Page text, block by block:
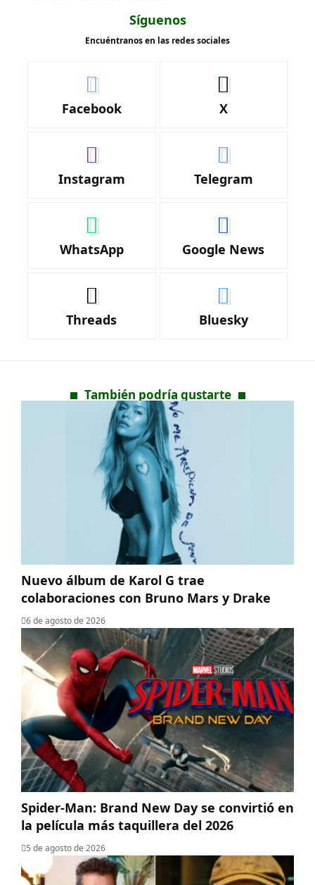
Síguenos
Encuéntranos en las redes sociales
Facebook X
Instagram Telegram
WhatsApp Google News
Threads Bluesky
También podría gustarte
Nuevo álbum de Karol G trae
colaboraciones con Bruno Mars y Drake
6 de agosto de 2026
Spider-Man: Brand New Day se convirtió en
la película más taquillera del 2026
5 de agosto de 2026